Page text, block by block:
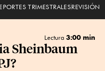
TRIMESTRALESREVISIÓN
Lectura 3:00 min
Sheinbaum